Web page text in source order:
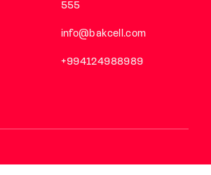
555
info@bakcell.com
+994124988989